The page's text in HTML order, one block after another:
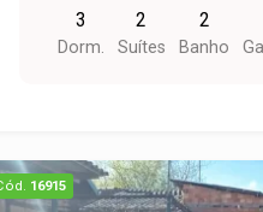
americano, oferecendo
conforto para toda a família.
iluminação natural. A sacada espaçosa
com churrasqueira é perfeita
3
Dorm.
2
Suítes
2
Banho
16915